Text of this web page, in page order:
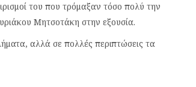
του που τρόμαξαν τόσο πολύ την
Μητσοτάκη στην εξουσία.
αλλά σε πολλές περιπτώσεις τα